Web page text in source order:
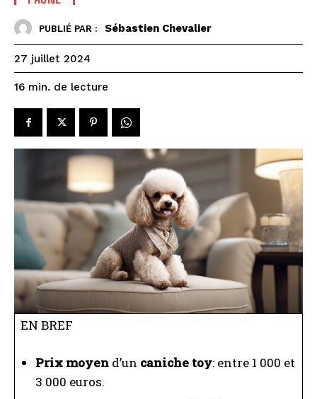
PUBLIÉ PAR : Sébastien Chevalier
27 juillet 2024
16 min. de lecture
EN BREF
Prix moyen d’un caniche toy: entre 1 000 et
3 000 euros.